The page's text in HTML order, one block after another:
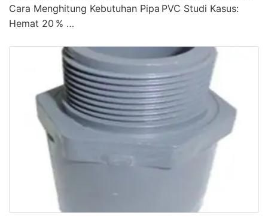
Cara Menghitung Kebutuhan Pipa PVC Studi Kasus:
Hemat 20 % …